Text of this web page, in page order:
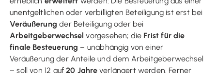
unentgeltlichen oder verbilligten Beteiligung ist erst bei
Veräußerung der Beteiligung oder bei
Arbeitgeberwechsel vorgesehen; die Frist für die
finale Besteuerung – unabhängig von einer
Veräußerung der Anteile und dem Arbeitgeberwechsel
– soll von 12 auf20 Jahreverlängert werden. Ferner